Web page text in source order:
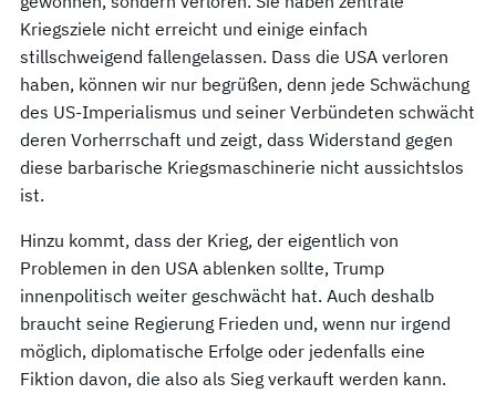
Kriegsziele nicht erreicht und einige einfach
stillschweigend fallengelassen. Dass die USA verloren
haben, können wir nur begrüßen, denn jede Schwächung
des US-Imperialismus und seiner Verbündeten schwächt
deren Vorherrschaft und zeigt, dass Widerstand gegen
diese barbarische Kriegsmaschinerie nicht aussichtslos
ist.
Hinzu kommt, dass der Krieg, der eigentlich von
Problemen in den USA ablenken sollte, Trump
innenpolitisch weiter geschwächt hat. Auch deshalb
braucht seine Regierung Frieden und, wenn nur irgend
möglich, diplomatische Erfolge oder jedenfalls eine
Fiktion davon, die also als Sieg verkauft werden kann.